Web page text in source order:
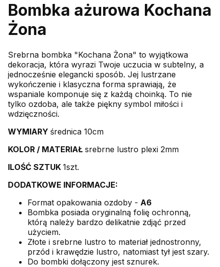
Bombka ażurowa Kochana
Żona
Srebrna bombka "Kochana Żona" to wyjątkowa
dekoracja, która wyrazi Twoje uczucia w subtelny, a
jednocześnie elegancki sposób. Jej lustrzane
wykończenie i klasyczna forma sprawiają, że
wspaniale komponuje się z każdą choinką. To nie
tylko ozdoba, ale także piękny symbol miłości i
wdzięczności.
WYMIARY średnica 10cm
KOLOR / MATERIAŁ srebrne lustro plexi 2mm
ILOŚĆ SZTUK 1szt.
DODATKOWE INFORMACJE:
Format opakowania ozdoby - A6
Bombka posiada oryginalną folię ochronną,
którą należy bardzo delikatnie zdjąć przed
użyciem.
Złote i srebrne lustro to materiał jednostronny,
przód i krawędzie lustro, natomiast tył jest szary.
Do bombki dołączony jest sznurek.